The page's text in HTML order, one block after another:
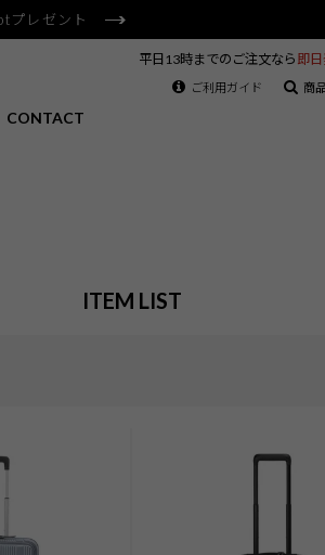
プレゼント
CONTACT
平日13時までのご注文なら 即日
ご利用ガイド 商
ITEM LIST